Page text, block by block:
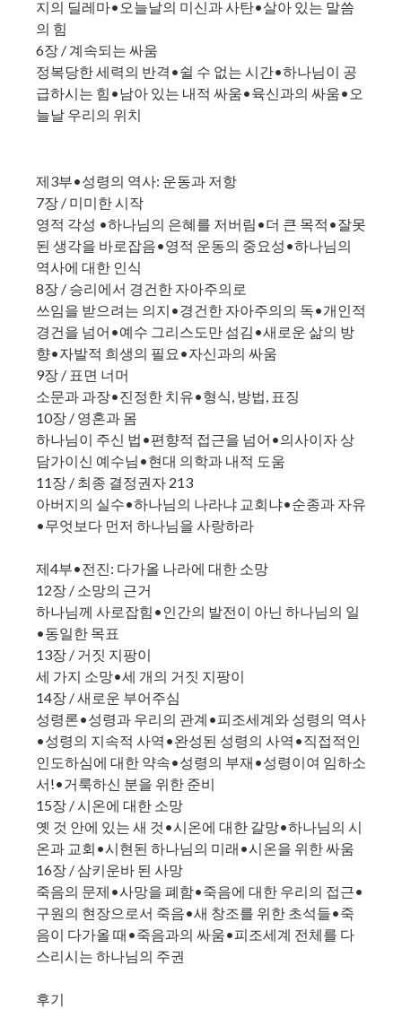
지의 딜레마•오늘날의 미신과 사탄•살아 있는 말씀
의 힘
6장 / 계속되는 싸움
정복당한 세력의 반격•쉴 수 없는 시간•하나님이 공
급하시는 힘•남아 있는 내적 싸움•육신과의 싸움•오
늘날 우리의 위치
제3부•성령의 역사: 운동과 저항
7장 / 미미한 시작
영적 각성 •하나님의 은혜를 저버림•더 큰 목적•잘못
된 생각을 바로잡음•영적 운동의 중요성•하나님의
역사에 대한 인식
8장 / 승리에서 경건한 자아주의로
쓰임을 받으려는 의지•경건한 자아주의의 독•개인적
경건을 넘어•예수 그리스도만 섬김•새로운 삶의 방
향•자발적 희생의 필요•자신과의 싸움
9장 / 표면 너머
소문과 과장•진정한 치유•형식, 방법, 표징
10장 / 영혼과 몸
하나님이 주신 법•편향적 접근을 넘어•의사이자 상
담가이신 예수님•현대 의학과 내적 도움
11장 / 최종 결정권자 213
아버지의 실수•하나님의 나라냐 교회냐•순종과 자유
•무엇보다 먼저 하나님을 사랑하라
제4부•전진: 다가올 나라에 대한 소망
12장 / 소망의 근거
하나님께 사로잡힘•인간의 발전이 아닌 하나님의 일
•동일한 목표
13장 / 거짓 지팡이
세 가지 소망•세 개의 거짓 지팡이
14장 / 새로운 부어주심
성령론•성령과 우리의 관계•피조세계와 성령의 역사
•성령의 지속적 사역•완성된 성령의 사역•직접적인
인도하심에 대한 약속•성령의 부재•성령이여 임하소
서!•거룩하신 분을 위한 준비
15장 / 시온에 대한 소망
옛 것 안에 있는 새 것•시온에 대한 갈망•하나님의 시
온과 교회•시현된 하나님의 미래•시온을 위한 싸움
16장 / 삼키운바 된 사망
죽음의 문제•사망을 폐함•죽음에 대한 우리의 접근•
구원의 현장으로서 죽음•새 창조를 위한 초석들•죽
음이 다가올 때•죽음과의 싸움•피조세계 전체를 다
스리시는 하나님의 주권
후기